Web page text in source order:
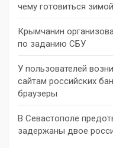
чему готовиться зимой
Крымчанин
по заданию СБУ
У пользователей
сайтам российских
браузеры
В Севастополе
задержаны двое